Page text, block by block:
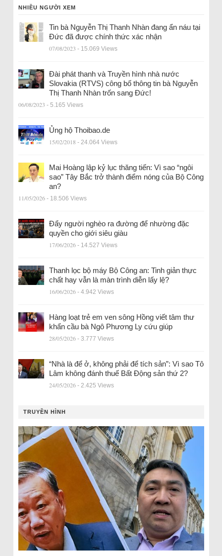
NHIỀU NGƯỜI XEM
Tin bà Nguyễn Thị Thanh Nhàn đang ẩn náu tại
Đức đã được chính thức xác nhận
07/08/2023 - 15.069 Views
Đài phát thanh và Truyền hình nhà nước
Slovakia (RTVS) công bố thông tin bà Nguyễn
Thị Thanh Nhàn trốn sang Đức!
06/08/2023 - 5.165 Views
Ủng hộ Thoibao.de
15/02/2018 - 24.064 Views
Mai Hoàng lập kỷ lục thăng tiến: Vì sao “ngôi
sao” Tây Bắc trở thành điểm nóng của Bộ Công
an?
11/05/2026 - 18.506 Views
Đẩy người nghèo ra đường để nhường đặc
quyền cho giới siêu giàu
17/06/2026 - 14.527 Views
Thanh lọc bộ máy Bộ Công an: Tinh giản thực
chất hay vẫn là màn trình diễn lấy lệ?
16/06/2026 - 4.942 Views
Hàng loạt trẻ em ven sông Hồng viết tâm thư
khẩn cầu bà Ngô Phương Ly cứu giúp
28/05/2026 - 3.777 Views
“Nhà là để ở, không phải để tích sản”: Vì sao Tô
Lâm không đánh thuế Bất Động sản thứ 2?
24/05/2026 - 2.425 Views
TRUYỀN HÌNH